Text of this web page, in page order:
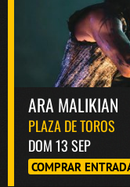
ARA MALIKIAN
PLAZA DE TOROS
DOM 13 SEP
COMPRAR